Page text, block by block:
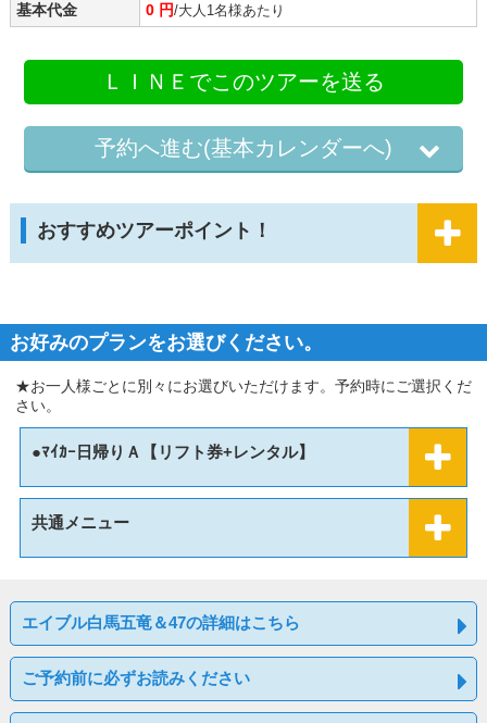
基本代金
0 円/大人1名様あたり
ＬＩＮＥでこのツアーを送る
予約へ進む(基本カレンダーへ)
おすすめツアーポイント！
お好みのプランをお選びください。
★お一人様ごとに別々にお選びいただけます。予約時にご選択くだ
さい。
●ﾏｲｶｰ日帰りＡ【リフト券+レンタル】
共通メニュー
エイブル白馬五竜＆47の詳細はこちら
ご予約前に必ずお読みください